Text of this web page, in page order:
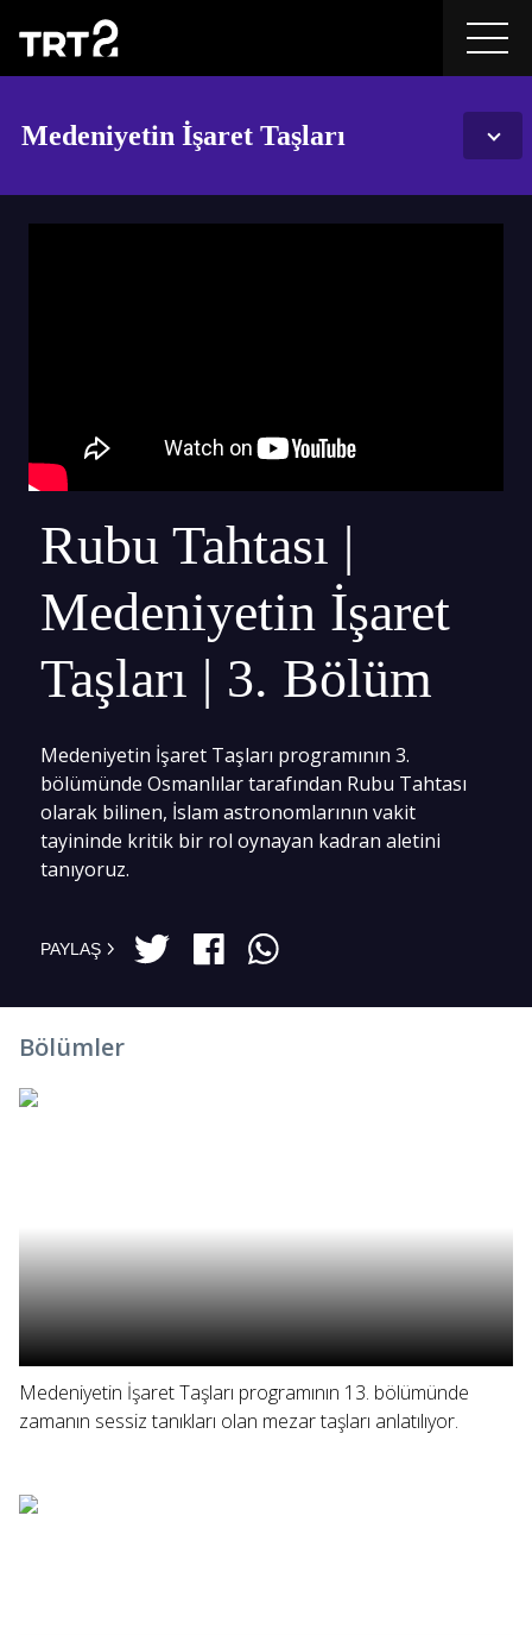
Medeniyetin İşaret Taşları
Rubu Tahtası |
Medeniyetin İşaret
Taşları | 3. Bölüm
Medeniyetin İşaret Taşları programının 3.
bölümünde Osmanlılar tarafından Rubu Tahtası
olarak bilinen, İslam astronomlarının vakit
tayininde kritik bir rol oynayan kadran aletini
tanıyoruz.
PAYLAŞ
Bölümler
Medeniyetin İşaret Taşları programının 13. bölümünde
zamanın sessiz tanıkları olan mezar taşları anlatılıyor.